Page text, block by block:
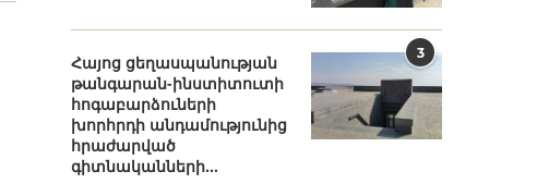
3
Հայոց ցեղասպանության
թանգարան-ինստիտուտի
հոգաբարձուների
խորհրդի անդամությունից
հրաժարված
գիտնականների...